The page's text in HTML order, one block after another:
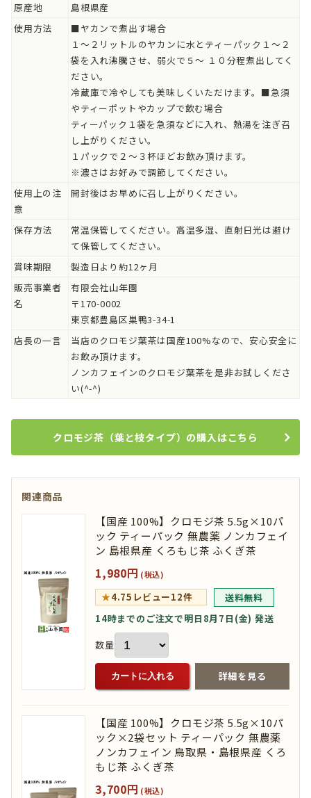
原産地
島根県産
使用方法
■ヤカンで煮出す場合
１～２リットルのヤカンに水とティーパック１～２
袋を入れ沸騰させ、弱火で５～ １０分程煮出してく
ださい。
冷蔵庫で冷やしても美味しくいただけます。■急須
やティーポットやカップで飲む場合
ティーパック１袋を急須などに入れ、熱湯を注ぎ召
し上がりください。
１パックで２～３杯ほどお飲み頂けます。
※濃さはお好みで調節してください。
使用上の注
意
開封後はお早めに召し上がりください。
保存方法
常温保管してください。高温多湿、直射日光は避け
て保管してください。
賞味期限
製造日より約12ヶ月
販売事業者
名
有限会社山年園
〒170-0002
東京都豊島区巣鴨3-34-1
店長の一言
当店のクロモジ葉茶は国産100%なので、安心安全に
お飲み頂けます。
ノンカフェインのクロモジ葉茶を是非お試しくださ
い(^-^)
クロモジ茶（葉と枝タイプ）の購入はこちら
関連商品
【国産 100%】クロモジ茶 5.5g×10パ
ック ティーパック 無農薬 ノンカフェイ
ン 島根県産 くろもじ茶 ふくぎ茶
1,980円 (税込)
★4.75 レビュー12件
送料無料
14時までのご注文で明日8月7日(金) 発送
数量
カートに入れる 詳細を見る
【国産 100%】クロモジ茶 5.5g×10パ
ック×2袋セット ティーパック 無農薬
ノンカフェイン 鳥取県・島根県産 くろ
もじ茶 ふくぎ茶
3,700円 (税込)